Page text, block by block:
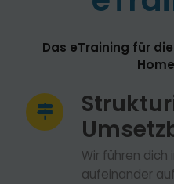
Das eTraining für
Wir führen dich
aufeinander